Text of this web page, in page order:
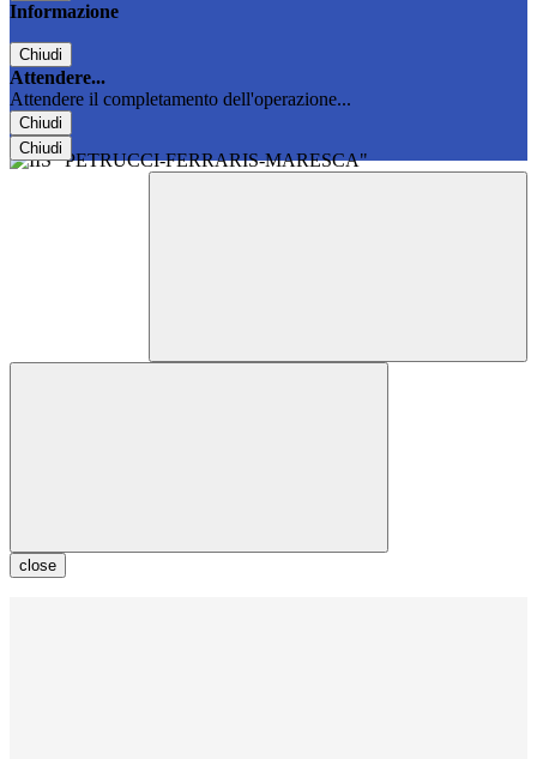
Informazione
Chiudi
Attendere...
Attendere il completamento dell'operazione...
Chiudi
Chiudi
close